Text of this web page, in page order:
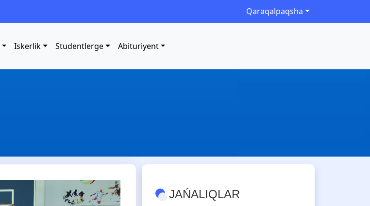
Qaraqalpaqsha
Iskerlik Studentlerge Abituriyent
JAŃALIQLAR